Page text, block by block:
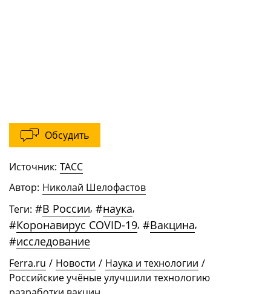
Обсудить
Источник: ТАСС
Автор: Николай Шелофастов
Теги: #В России, #наука,
#Коронавирус COVID-19, #Вакцина,
#исследование
Ferra.ru / Новости / Наука и технологии /
Российские учёные улучшили технологию